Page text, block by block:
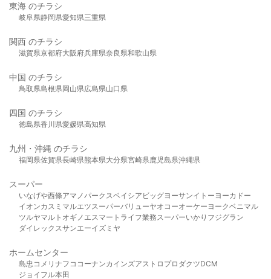
東海 のチラシ
岐阜県静岡県愛知県三重県
関西 のチラシ
滋賀県京都府大阪府兵庫県奈良県和歌山県
中国 のチラシ
鳥取県島根県岡山県広島県山口県
四国 のチラシ
徳島県香川県愛媛県高知県
九州・沖縄 のチラシ
福岡県佐賀県長崎県熊本県大分県宮崎県鹿児島県沖縄県
スーパー
いなげや西條アマノパークスベイシア ビッグヨーサンイトーヨーカドー
イオンカスミ マルエツスーパーバリューヤオコーオーケー ヨークベニマル
ツルヤマルト オギノ エスマート ライフ業務スーパーいかり フジグラン
ダイレックスサンエーイズミヤ
ホームセンター
島忠 コメリ ナフコ コーナンカインズアストロプロダクツDCM
ジョイフル本田